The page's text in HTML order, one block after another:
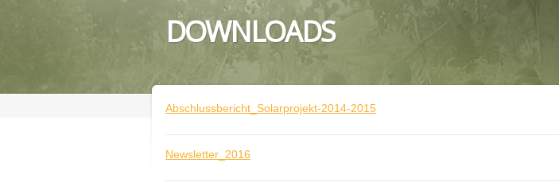
DOWNLOADS
Abschlussbericht_Solarprojekt-2014-2015
Newsletter_2016